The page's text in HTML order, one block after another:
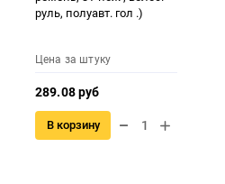
руль, полуавт. гол .)
Цена за штуку
289.08 руб
В корзину